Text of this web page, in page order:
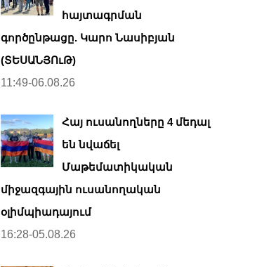
հայտագրման
գործընթացը. Կարո Նասիբյան
(ՏԵՍԱՆՅՈւԹ)
11:49-06.08.26
Հայ ուսանողները 4 մեդալ
են նվաճել
Մաթեմատիկական
միջազգային ուսանողական
օլիմպիադայում
16:28-05.08.26